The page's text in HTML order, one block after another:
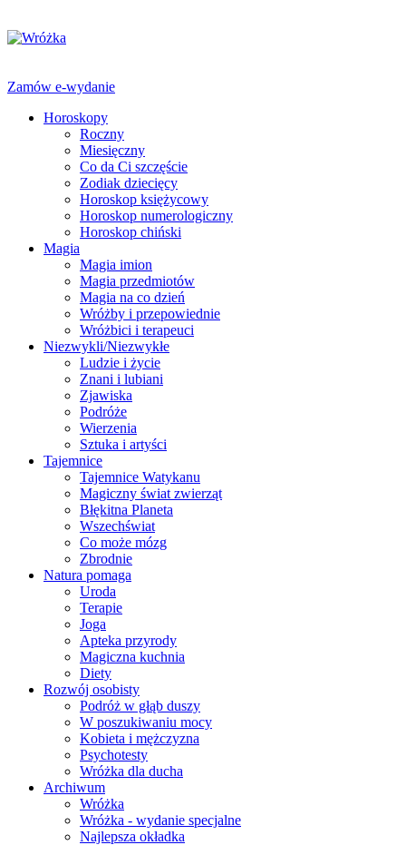
Zamów e-wydanie
Horoskopy
Roczny
Miesięczny
Co da Ci szczęście
Zodiak dziecięcy
Horoskop księżycowy
Horoskop numerologiczny
Horoskop chiński
Magia
Magia imion
Magia przedmiotów
Magia na co dzień
Wróżby i przepowiednie
Wróżbici i terapeuci
Niezwykli/Niezwykłe
Ludzie i życie
Znani i lubiani
Zjawiska
Podróże
Wierzenia
Sztuka i artyści
Tajemnice
Tajemnice Watykanu
Magiczny świat zwierząt
Błękitna Planeta
Wszechświat
Co może mózg
Zbrodnie
Natura pomaga
Uroda
Terapie
Joga
Apteka przyrody
Magiczna kuchnia
Diety
Rozwój osobisty
Podróż w głąb duszy
W poszukiwaniu mocy
Kobieta i mężczyzna
Psychotesty
Wróżka dla ducha
Archiwum
Wróżka
Wróżka - wydanie specjalne
Najlepsza okładka